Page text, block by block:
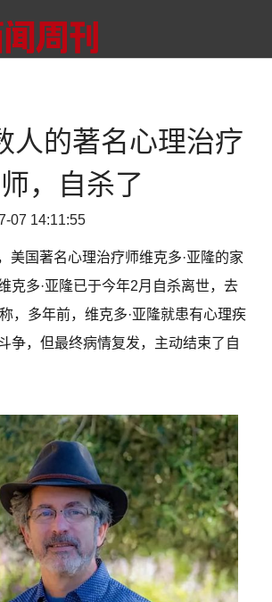
人的著名心理治疗
师，自杀了
14:11:55
美国著名心理治疗师维克多·亚隆的家
克多·亚隆已于今年2月自杀离世，去
，多年前，维克多·亚隆就患有心理疾
争，但最终病情复发，主动结束了自